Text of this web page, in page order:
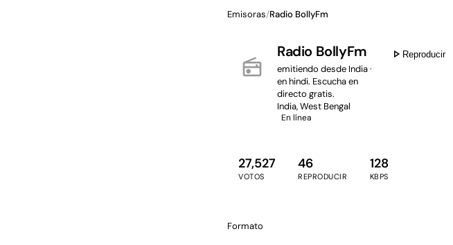
Emisoras/Radio BollyFm
radio
Radio BollyFm
emitiendo desde India ·
en hindi. Escucha en
directo gratis.
India, West Bengal
En línea
play_arrow Reproducir
27,527
VOTOS
46
REPRODUCIR
128
KBPS
Formato